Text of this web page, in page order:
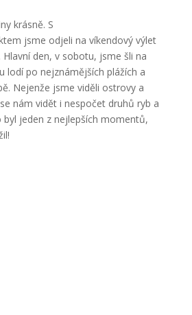
krásně. S
jsme odjeli na víkendový výlet
den, v sobotu, jsme šli na
lodí po nejznámějších plážích a
Nejenže jsme viděli ostrovy a
nám vidět i nespočet druhů ryb a
jeden z nejlepších momentů,